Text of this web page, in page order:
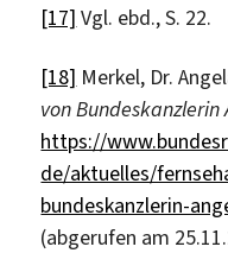
[17] Vgl. ebd., S. 22.
[18] Merkel, Dr.
von Bundeskanzlerin
https://
de/aktuelles/
bundeskanzlerin-
(abgerufen am